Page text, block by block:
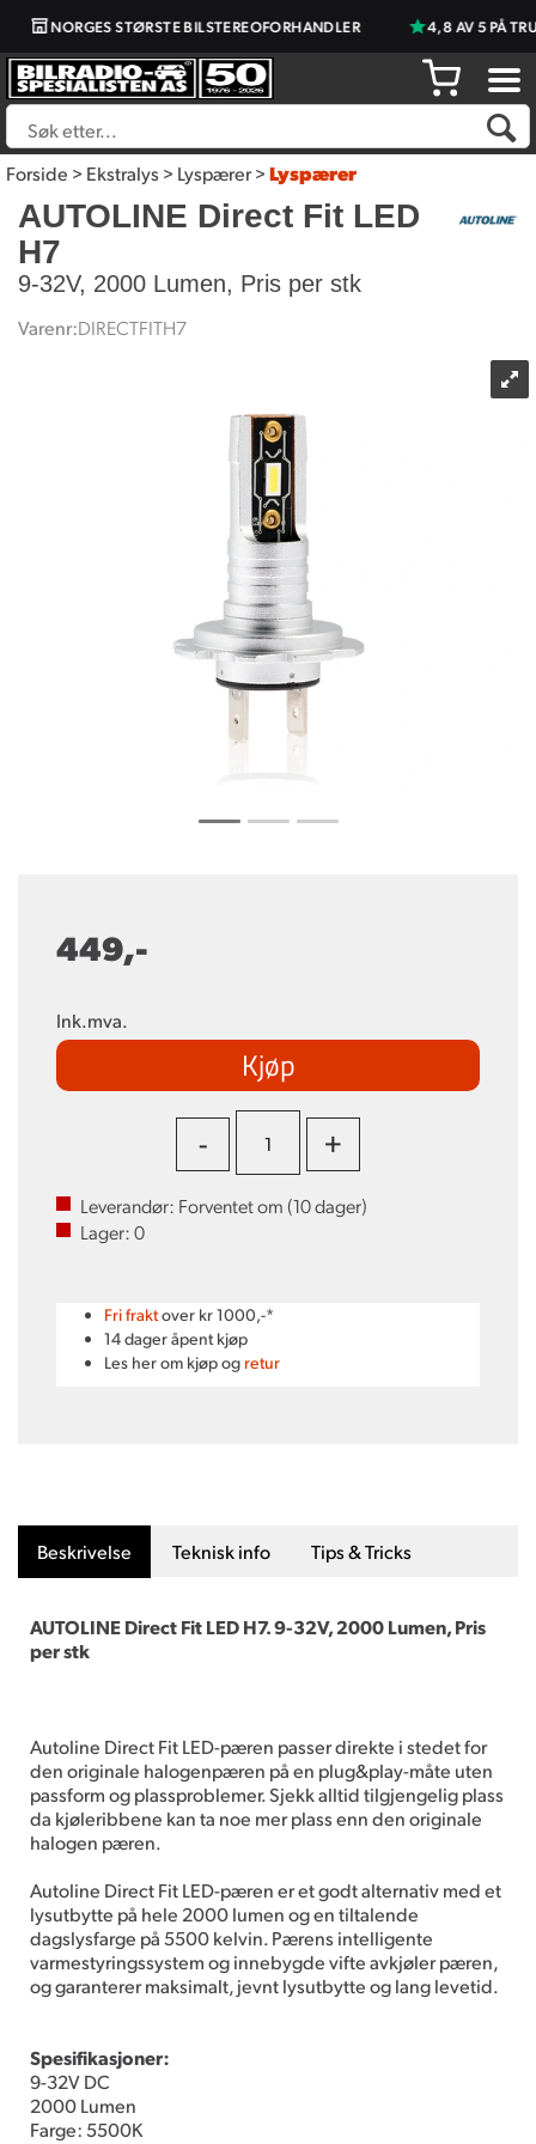
NORGES STØRSTE BILSTEREOFORHANDLER 4,8 AV 5 PÅ
Forside>Ekstralys>Lyspærer>Lyspærer
AUTOLINE Direct Fit LED
H7
9-32V, 2000 Lumen, Pris per stk
Varenr:DIRECTFITH7
449,-
Ink.mva.
Kjøp
- +
Leverandør: Forventet om (10dager)
Lager:0
Fri fraktover kr 1000,-*
14 dager åpent kjøp
Les her om kjøp og retur
Beskrivelse Teknisk info Tips & Tricks
AUTOLINE Direct Fit LED H7. 9-32V, 2000 Lumen, Pris
per stk
Autoline Direct Fit LED-pæren passer direkte i stedet for
den originale halogenpæren på en plug&play-måte uten
passform og plassproblemer. Sjekk alltid tilgjengelig plass
da kjøleribbene kan ta noe mer plass enn den originale
halogen pæren.
Autoline Direct Fit LED-pæren er et godt alternativ med et
lysutbytte på hele 2000 lumen og en tiltalende
dagslysfarge på 5500 kelvin. Pærens intelligente
varmestyringssystem og innebygde vifte avkjøler pæren,
og garanterer maksimalt, jevnt lysutbytte og lang levetid.
Spesifikasjoner:
9-32V DC
2000 Lumen
Farge: 5500K